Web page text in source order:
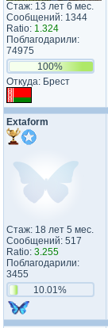
Стаж: 13 лет 6 мес.
Сообщений: 1344
Ratio: 1.324
Поблагодарили:
74975
100%
Откуда: Брест
Extaform
Стаж: 18 лет 5 мес.
Сообщений: 517
Ratio: 3.255
Поблагодарили:
3455
10.01%